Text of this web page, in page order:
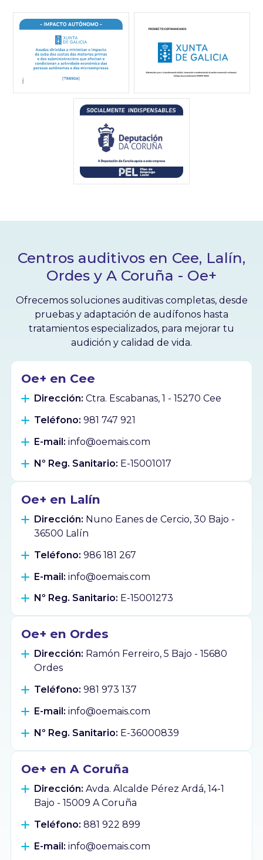
Centros auditivos en Cee, Lalín,
Ordes y A Coruña - Oe+
Ofrecemos soluciones auditivas completas, desde
pruebas y adaptación de audífonos hasta
tratamientos especializados, para mejorar tu
audición y calidad de vida.
Oe+ en Cee
Dirección: Ctra. Escabanas, 1 - 15270 Cee
Teléfono: 981 747 921
E-mail: info@oemais.com
Nº Reg. Sanitario: E-15001017
Oe+ en Lalín
Dirección: Nuno Eanes de Cercio, 30 Bajo -
36500 Lalín
Teléfono: 986 181 267
E-mail: info@oemais.com
Nº Reg. Sanitario: E-15001273
Oe+ en Ordes
Dirección: Ramón Ferreiro, 5 Bajo - 15680
Ordes
Teléfono: 981 973 137
E-mail: info@oemais.com
Nº Reg. Sanitario: E-36000839
Oe+ en A Coruña
Dirección: Avda. Alcalde Pérez Ardá, 14-1
Bajo - 15009 A Coruña
Teléfono: 881 922 899
E-mail: info@oemais.com